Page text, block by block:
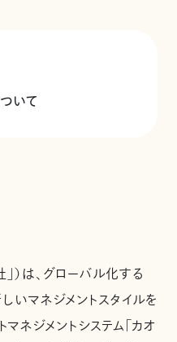
いて
）は、グローバル化する
マネジメントスタイルを
ネジメントシステム「カオ